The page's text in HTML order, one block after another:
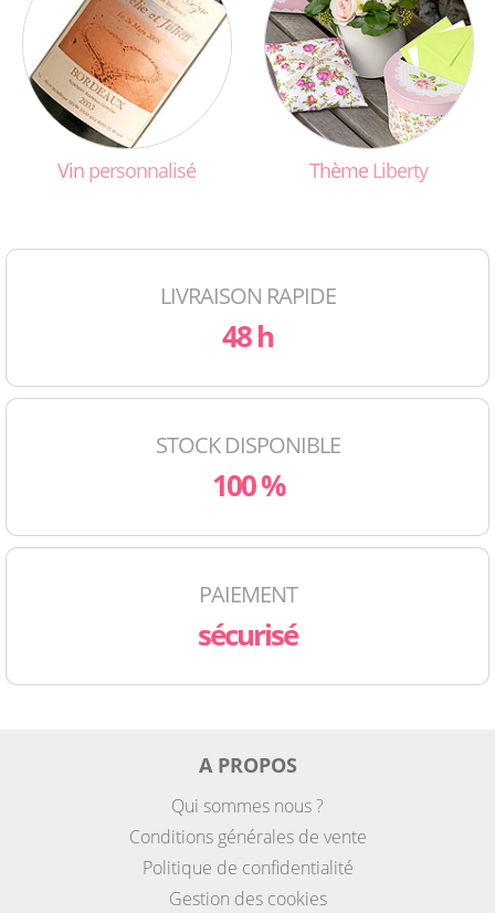
Vin personnalisé Thème Liberty
LIVRAISON RAPIDE
48 h
STOCK DISPONIBLE
100 %
PAIEMENT
sécurisé
A PROPOS
Qui sommes nous ?
Conditions générales de vente
Politique de confidentialité
Gestion des cookies